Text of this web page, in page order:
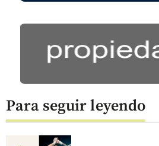
Para seguir leyendo